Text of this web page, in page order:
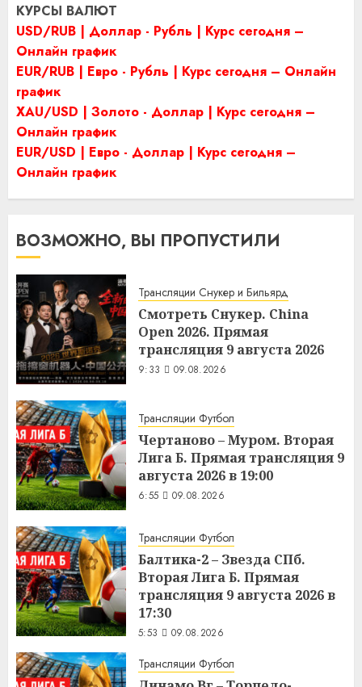
КУРСЫ ВАЛЮТ
USD/RUB | Доллар - Рубль | Курс сегодня –
Онлайн график
EUR/RUB | Евро - Рубль | Курс сегодня – Онлайн
график
XAU/USD | Золото - Доллар | Курс сегодня –
Онлайн график
EUR/USD | Евро - Доллар | Курс сегодня –
Онлайн график
ВОЗМОЖНО, ВЫ ПРОПУСТИЛИ
Трансляции Снукер и Бильярд
Смотреть Снукер. China
Open 2026. Прямая
трансляция 9 августа 2026
9:33 09.08.2026
Трансляции Футбол
Чертаново – Муром. Вторая
Лига Б. Прямая трансляция 9
августа 2026 в 19:00
6:55 09.08.2026
Трансляции Футбол
Балтика-2 – Звезда СПб.
Вторая Лига Б. Прямая
трансляция 9 августа 2026 в
17:30
5:53 09.08.2026
Трансляции Футбол